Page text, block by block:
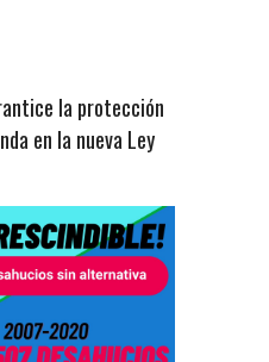
la protección
en la nueva Ley